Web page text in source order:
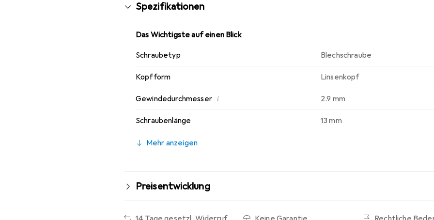
Spezifikationen
Das Wichtigste auf einen Blick
Schraubetyp Blechschraube
Kopfform Linsenkopf
Gewindedurchmesser i 2.9 mm
Schraubenlänge 13 mm
Mehr anzeigen
Preisentwicklung